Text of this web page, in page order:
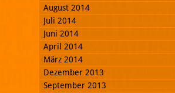
August 2014
Juli 2014
Juni 2014
April 2014
März 2014
Dezember 2013
September 2013